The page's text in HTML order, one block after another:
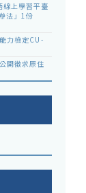
上學習平臺
法」1份
力檢定CU-
開徵求原住